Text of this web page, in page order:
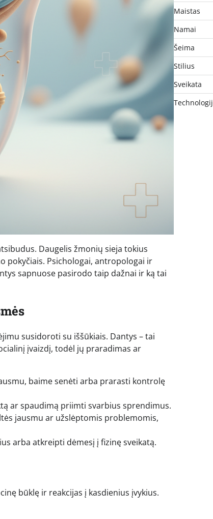
Daugelis žmonių sieja tokius
pokyčiais. Psichologai, antropologai ir
sapnuose pasirodo taip dažnai ir ką tai
susidoroti su iššūkiais. Dantys – tai
įvaizdį, todėl jų praradimas ar
baime senėti arba prarasti kontrolę
ar spaudimą priimti svarbius sprendimus.
jausmu ar užslėptomis problemomis,
arba atkreipti dėmesį į fizinę sveikatą.
būklę ir reakcijas į kasdienius įvykius.
Maistas
Namai
Šeima
Stilius
Sveikata